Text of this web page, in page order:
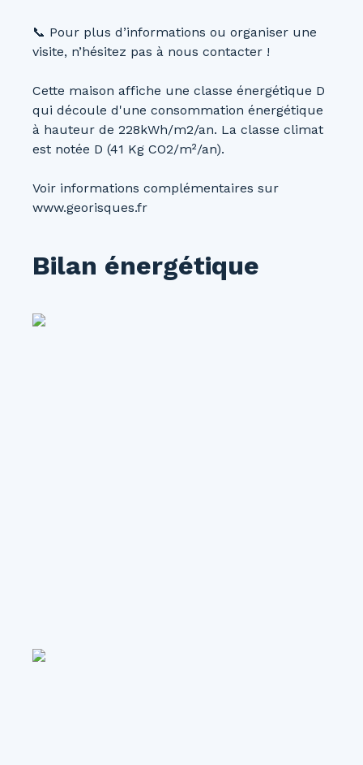
📞 Pour plus d’informations ou organiser une
visite, n’hésitez pas à nous contacter !
Cette maison affiche une classe énergétique D
qui découle d'une consommation énergétique
à hauteur de 228kWh/m2/an. La classe climat
est notée D (41 Kg CO2/m²/an).
Voir informations complémentaires sur
www.georisques.fr
Bilan énergétique